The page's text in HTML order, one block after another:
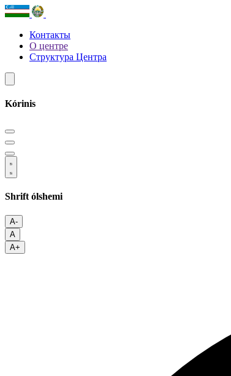
Контакты
О центре
Структура Центра
Kórinis
Shrift ólshemi
A-
A
A+